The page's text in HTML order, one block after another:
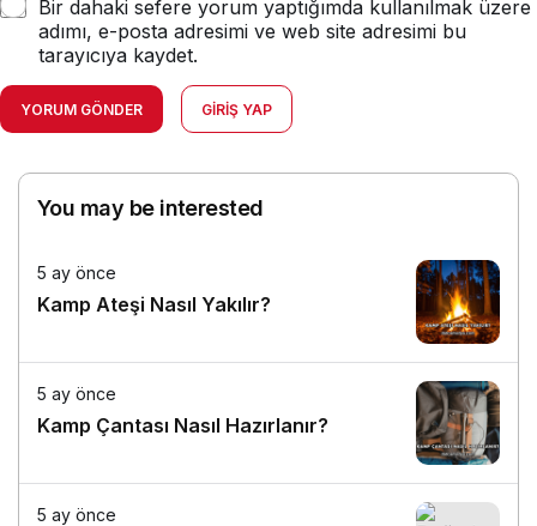
Bir dahaki sefere yorum yaptığımda kullanılmak üzere
adımı, e-posta adresimi ve web site adresimi bu
tarayıcıya kaydet.
YORUM GÖNDER GIRIŞ YAP
You may be interested
5 ay önce
Kamp Ateşi Nasıl Yakılır?
5 ay önce
Kamp Çantası Nasıl Hazırlanır?
5 ay önce